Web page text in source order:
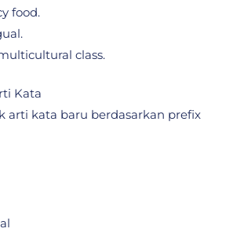
food.
class.
Kata
arti kata baru berdasarkan prefix